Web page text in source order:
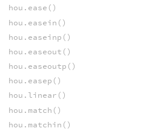
hou.ease()
hou.easein()
hou.easeinp()
hou.easeout()
hou.easeoutp()
hou.easep()
hou.linear()
hou.match()
hou.matchin()